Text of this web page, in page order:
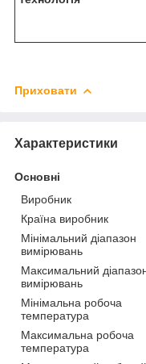
Приховати
Характеристики
Основні
Виробник
Країна виробник
Мінімальний діапазон
вимірювань
Максимальний
вимірювань
Мінімальна робоча
температура
Максимальна робоча
температура